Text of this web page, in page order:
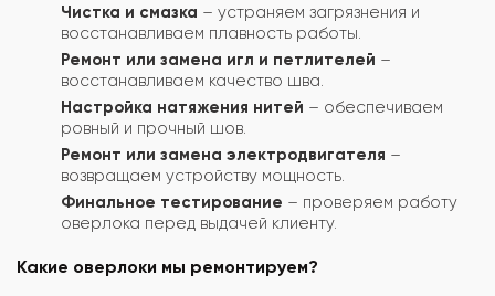
Чистка и смазка – устраняем загрязнения и
восстанавливаем плавность работы.
Ремонт или замена игл и петлителей –
восстанавливаем качество шва.
Настройка натяжения нитей – обеспечиваем
ровный и прочный шов.
Ремонт или замена электродвигателя –
возвращаем устройству мощность.
Финальное тестирование – проверяем работу
оверлока перед выдачей клиенту.
Какие оверлоки мы ремонтируем?